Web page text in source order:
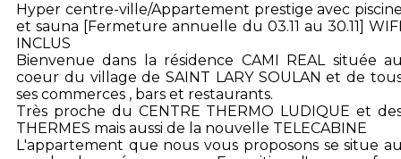
Hyper centre-ville/Appartement prestige avec
et sauna [Fermeture annuelle du 03.11 au 30.11]
INCLUS
Bienvenue dans la résidence CAMI REAL située
coeur du village de SAINT LARY SOULAN et de
ses commerces , bars et restaurants.
Très proche du CENTRE THERMO LUDIQUE et
THERMES mais aussi de la nouvelle TELECABINE
L'appartement que nous vous proposons se situe